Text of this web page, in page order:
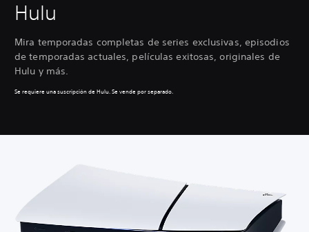
Hulu
Mira temporadas completas de series exclusivas, episodios
de temporadas actuales, películas exitosas, originales de
Hulu y más.
Se requiere una suscripción de Hulu. Se vende por separado.